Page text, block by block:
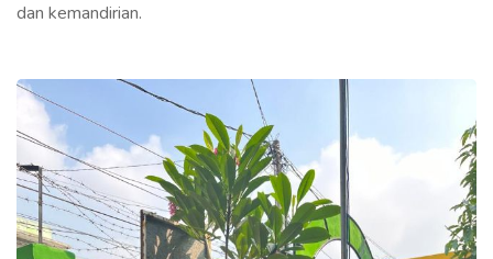
dan kemandirian.